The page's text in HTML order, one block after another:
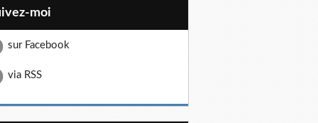
moi
sur Facebook
via RSS